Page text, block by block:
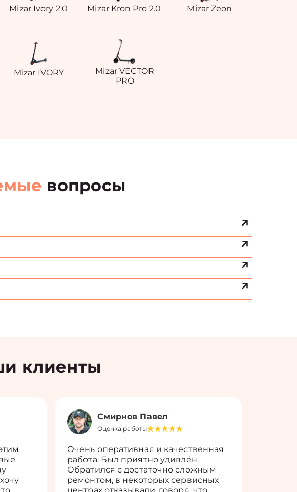
Mizar Ivory 2.0 Mizar Kron Pro 2.0 Mizar Zeon
Mizar IVORY
Mizar VECTOR
PRO
вопросы
клиенты
Смирнов Павел
Оценка работы
Очень оперативная и качественная
работа. Был приятно удивлён.
Обратился с достаточно сложным
ремонтом, в некоторых сервисных